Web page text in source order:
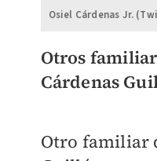
Osiel Cárdenas Jr.
Otros
Cárdenas
Otro familiar